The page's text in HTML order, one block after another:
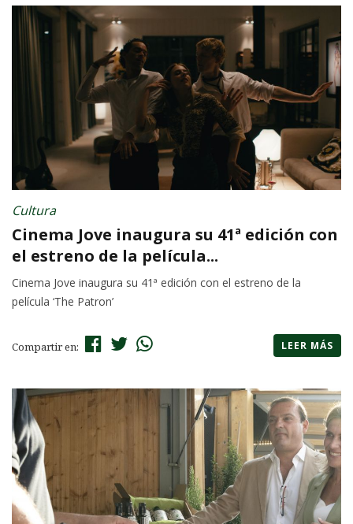
Cultura
Cinema Jove inaugura su 41ª edición con
el estreno de la película...
Cinema Jove inaugura su 41ª edición con el estreno de la
película ‘The Patron’
Compartir en: LEER MÁS